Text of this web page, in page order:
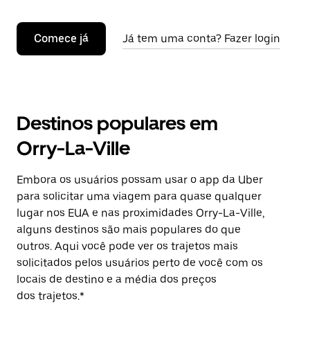
Comece já Já tem uma conta? Fazer login
Destinos populares em
Orry-La-Ville
Embora os usuários possam usar o app da Uber
para solicitar uma viagem para quase qualquer
lugar nos EUA e nas proximidades Orry-La-Ville,
alguns destinos são mais populares do que
outros. Aqui você pode ver os trajetos mais
solicitados pelos usuários perto de você com os
locais de destino e a média dos preços
dos trajetos.*